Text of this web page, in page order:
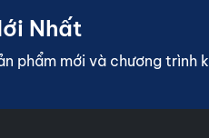
Nhất
phẩm mới và chương trình